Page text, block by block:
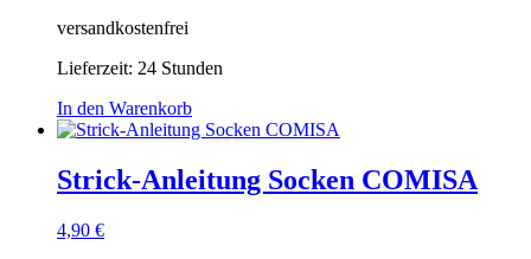
versandkostenfrei
Lieferzeit: 24 Stunden
In den Warenkorb
Strick-Anleitung Socken COMISA
4,90 €